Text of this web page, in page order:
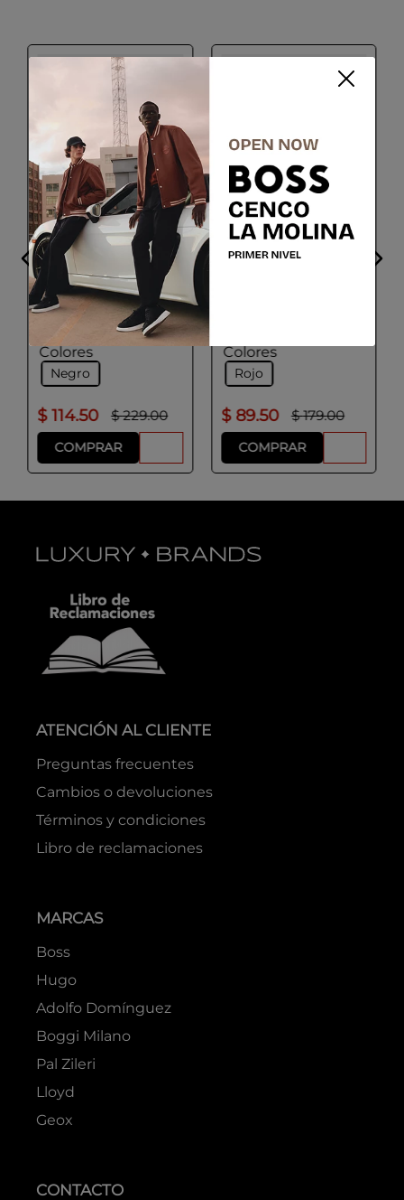
GEOX
BORSA DONNA
Talla
UNICA
Colores
Negro
$ 114.50 $ 229.00
COMPRAR
ADOLFO DOMINGUEZ
Bolso Sintetico Mujer
Color Rojo Oscuro
Colores
Rojo
$ 89.50 $ 179.00
COMPRAR
ATENCIÓN AL CLIENTE
Preguntas frecuentes
Cambios o devoluciones
Términos y condiciones
Libro de reclamaciones
MARCAS
Boss
Hugo
Adolfo Domínguez
Boggi Milano
Pal Zileri
Lloyd
Geox
CONTACTO